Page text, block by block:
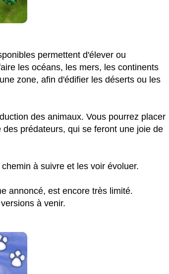
permettent d'élever ou
les océans, les mers, les continents
zone, afin d'édifier les déserts ou les
des animaux. Vous pourrez placer
prédateurs, qui se feront une joie de
à suivre et les voir évoluer.
annoncé, est encore très limité.
à venir.